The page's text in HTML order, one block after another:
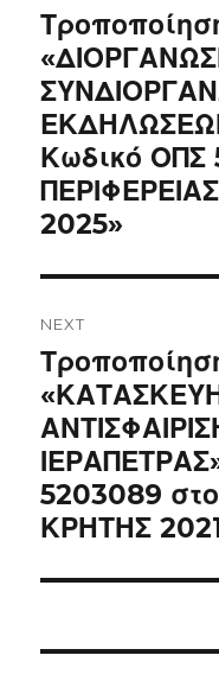
Previous
post:
Κωδικό ΟΠΣ
2025»
NEXT
Next
post:
5203089
ΚΡΗΤΗΣ